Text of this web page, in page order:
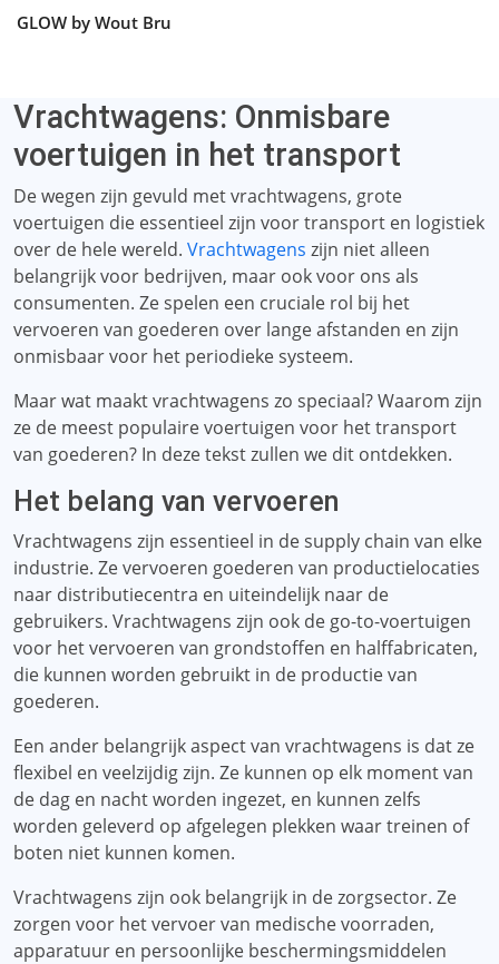
GLOW by Wout Bru
Vrachtwagens: Onmisbare
voertuigen in het transport
De wegen zijn gevuld met vrachtwagens, grote
voertuigen die essentieel zijn voor transport en logistiek
over de hele wereld. Vrachtwagens zijn niet alleen
belangrijk voor bedrijven, maar ook voor ons als
consumenten. Ze spelen een cruciale rol bij het
vervoeren van goederen over lange afstanden en zijn
onmisbaar voor het periodieke systeem.
Maar wat maakt vrachtwagens zo speciaal? Waarom zijn
ze de meest populaire voertuigen voor het transport
van goederen? In deze tekst zullen we dit ontdekken.
Het belang van vervoeren
Vrachtwagens zijn essentieel in de supply chain van elke
industrie. Ze vervoeren goederen van productielocaties
naar distributiecentra en uiteindelijk naar de
gebruikers. Vrachtwagens zijn ook de go-to-voertuigen
voor het vervoeren van grondstoffen en halffabricaten,
die kunnen worden gebruikt in de productie van
goederen.
Een ander belangrijk aspect van vrachtwagens is dat ze
flexibel en veelzijdig zijn. Ze kunnen op elk moment van
de dag en nacht worden ingezet, en kunnen zelfs
worden geleverd op afgelegen plekken waar treinen of
boten niet kunnen komen.
Vrachtwagens zijn ook belangrijk in de zorgsector. Ze
zorgen voor het vervoer van medische voorraden,
apparatuur en persoonlijke beschermingsmiddelen